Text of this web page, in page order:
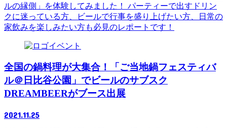
ルの縁側」を体験してみました！ パーティーで出すドリン
クに迷っている方、ビールで行事を盛り上げたい方、日常の
家飲みを楽しみたい方も必見のレポートです！
イベント
全国の鍋料理が大集合！「ご当地鍋フェスティバ
ル＠日比谷公園」でビールのサブスク
DREAMBEERがブース出展
2021.11.25